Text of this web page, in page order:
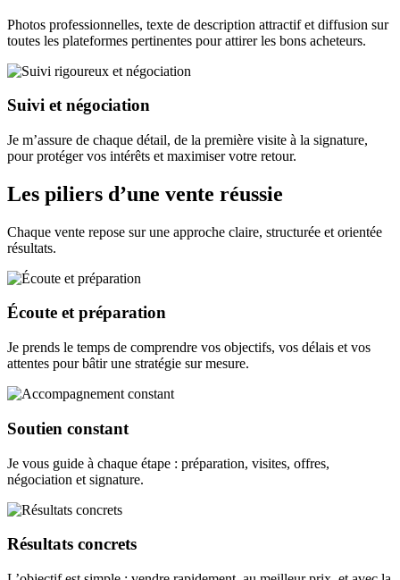
Photos professionnelles, texte de description attractif et diffusion sur
toutes les plateformes pertinentes pour attirer les bons acheteurs.
Suivi et négociation
Je m’assure de chaque détail, de la première visite à la signature,
pour protéger vos intérêts et maximiser votre retour.
Les piliers d’une vente réussie
Chaque vente repose sur une approche claire, structurée et orientée
résultats.
Écoute et préparation
Je prends le temps de comprendre vos objectifs, vos délais et vos
attentes pour bâtir une stratégie sur mesure.
Soutien constant
Je vous guide à chaque étape : préparation, visites, offres,
négociation et signature.
Résultats concrets